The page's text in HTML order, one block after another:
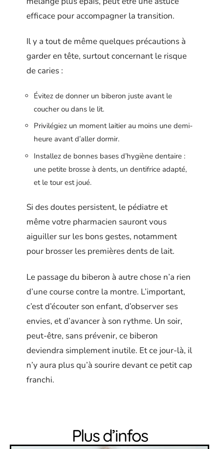
efficace pour accompagner la transition.
Il y a tout de même quelques précautions à
garder en tête, surtout concernant le risque
de caries :
Évitez de donner un biberon juste avant le
coucher ou dans le lit.
Privilégiez un moment laitier au moins une demi-
heure avant d’aller dormir.
Installez de bonnes bases d’hygiène dentaire :
une petite brosse à dents, un dentifrice adapté,
et le tour est joué.
Si des doutes persistent, le pédiatre et
même votre pharmacien sauront vous
aiguiller sur les bons gestes, notamment
pour brosser les premières dents de lait.
Le passage du biberon à autre chose n’a rien
d’une course contre la montre. L’important,
c’est d’écouter son enfant, d’observer ses
envies, et d’avancer à son rythme. Un soir,
peut-être, sans prévenir, ce biberon
deviendra simplement inutile. Et ce jour-là, il
n’y aura plus qu’à sourire devant ce petit cap
franchi.
Plus d’infos